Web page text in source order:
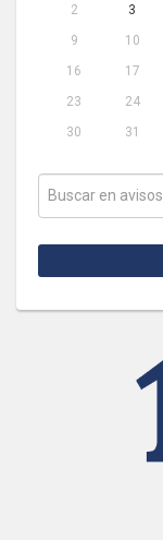
2
3
9
10
16
17
23
24
30
31